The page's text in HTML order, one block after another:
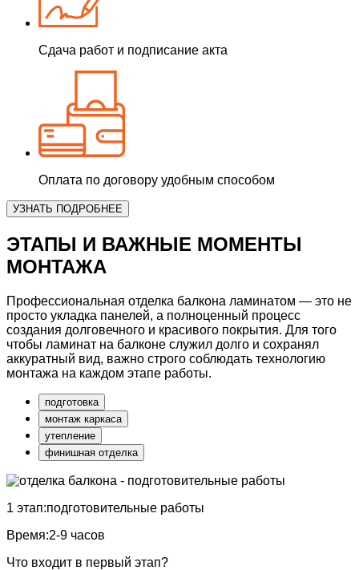
Сдача работ и подписание акта
Оплата по договору удобным способом
УЗНАТЬ ПОДРОБНЕЕ
ЭТАПЫ И ВАЖНЫЕ МОМЕНТЫ
МОНТАЖА
Профессиональная отделка балкона ламинатом — это не
просто укладка панелей, а полноценный процесс
создания долговечного и красивого покрытия. Для того
чтобы ламинат на балконе служил долго и сохранял
аккуратный вид, важно строго соблюдать технологию
монтажа на каждом этапе работы.
подготовка
монтаж каркаса
утепление
финишная отделка
1 этап:подготовительные работы
Время:2-9 часов
Что входит в первый этап?